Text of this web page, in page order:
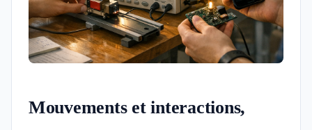
Mouvements et interactions,